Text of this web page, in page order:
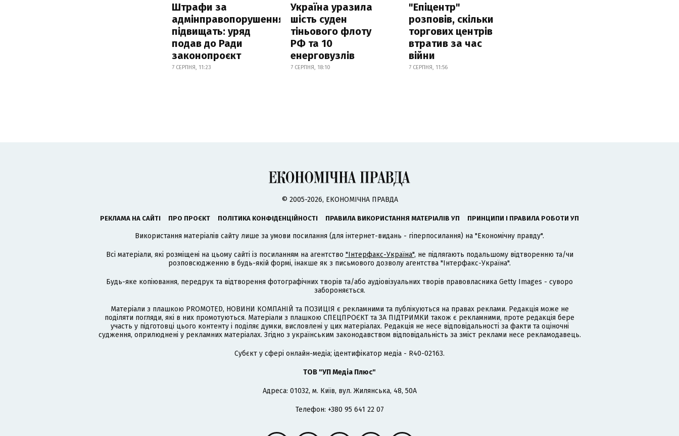
Штрафи за
адмінправопорушення
підвищать: уряд
подав до Ради
законопроєкт
7 СЕРПНЯ, 11:23
Україна уразила
шість суден
тіньового флоту
РФ та 10
енерговузлів
7 СЕРПНЯ, 18:10
"Епіцентр"
розповів, скільки
торгових центрів
втратив за час
війни
7 СЕРПНЯ, 11:56
© 2005-2026, ЕКОНОМІЧНА ПРАВДА
РЕКЛАМА НА САЙТІ ПРО ПРОЄКТ ПОЛІТИКА КОНФІДЕНЦІЙНОСТІ ПРАВИЛА ВИКОРИСТАННЯ МАТЕРІАЛІВ УП ПРИНЦИПИ І ПРАВИЛА РОБОТИ УП
Використання матеріалів сайту лише за умови посилання (для інтернет-видань - гіперпосилання) на "Економічну правду".
Всі матеріали, які розміщені на цьому сайті із посиланням на агентство "Інтерфакс-Україна", не підлягають подальшому відтворенню та/чи
розповсюдженню в будь-якій формі, інакше як з письмового дозволу агентства "Інтерфакс-Україна".
Будь-яке копіювання, передрук та відтворення фотографічних творів та/або аудіовізуальних творів правовласника Getty Images - суворо
забороняється.
Матеріали з плашкою PROMOTED, НОВИНИ КОМПАНІЙ та ПОЗИЦІЯ є рекламними та публікуються на правах реклами. Редакція може не
поділяти погляди, які в них промотуються. Матеріали з плашкою СПЕЦПРОЄКТ та ЗА ПІДТРИМКИ також є рекламними, проте редакція бере
участь у підготовці цього контенту і поділяє думки, висловлені у цих матеріалах. Редакція не несе відповідальності за факти та оціночні
судження, оприлюднені у рекламних матеріалах. Згідно з українським законодавством відповідальність за зміст реклами несе рекламодавець.
Cубєкт у сфері онлайн-медіа; ідентифікатор медіа - R40-02163.
ТОВ "УП Медіа Плюс"
Адреса: 01032, м. Київ, вул. Жилянська, 48, 50А
Телефон: +380 95 641 22 07